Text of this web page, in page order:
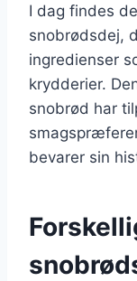
I dag findes
snobrødsdej,
ingredienser
krydderier.
snobrød har
bevarer sin